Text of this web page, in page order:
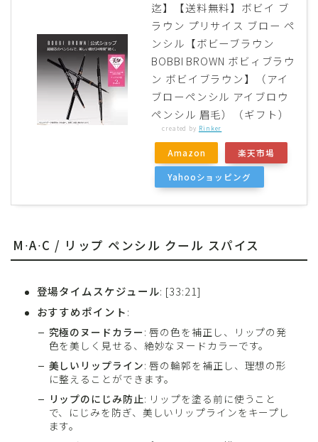
迄】【送料無料】ボビイ ブ
ラウン プリサイス ブロー ペ
ンシル【ボビーブラウン
BOBBI BROWN ボビィブラウ
ン ボビイブラウン】（アイ
ブローペンシル アイブロウ
ペンシル 眉毛）（ギフト）
created by Rinker
Amazon 楽天市場
Yahooショッピング
M∙A∙C / リップ ペンシル クール スパイス
登場タイムスケジュール: [33:21]
おすすめポイント:
究極のヌードカラー : 唇の色を補正し、リップの発
色を美しく見せる、絶妙なヌードカラーです。
美しいリップライン: 唇の輪郭を補正し、理想の形
に整えることができます。
リップのにじみ防止: リップを塗る前に使うこと
で、にじみを防ぎ、美しいリップラインをキープし
ます。